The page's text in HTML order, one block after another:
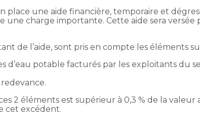
place une aide financière, temporaire et
charge importante. Cette aide sera versée
de l’aide, sont pris en compte les éléments
d’eau potable facturés par les exploitants du
2 éléments est supérieur à 0,3 % de la valeur
cet excédent.